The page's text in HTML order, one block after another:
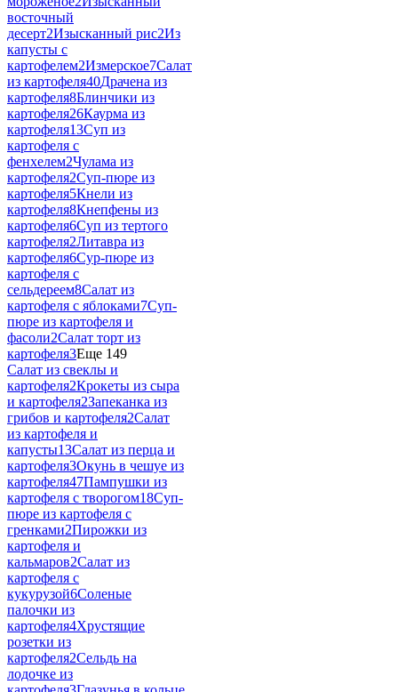
восточный
десерт2Изысканный рис2Из
капусты с
картофелем2Измерское7Салат
из картофеля40Драчена из
картофеля8Блинчики из
картофеля26Каурма из
картофеля13Суп из
картофеля с
фенхелем2Чулама из
картофеля2Суп-пюре из
картофеля5Кнели из
картофеля8Кнепфены из
картофеля6Суп из тертого
картофеля2Литавра из
картофеля6Сур-пюре из
картофеля с
сельдереем8Салат из
картофеля с яблоками7Суп-
пюре из картофеля и
фасоли2Салат торт из
картофеля3Еще 149
Салат из свеклы и
картофеля2Крокеты из сыра
и картофеля2Запеканка из
грибов и картофеля2Салат
из картофеля и
капусты13Салат из перца и
картофеля3Окунь в чешуе из
картофеля47Пампушки из
картофеля с творогом18Суп-
пюре из картофеля с
гренками2Пирожки из
картофеля и
кальмаров2Салат из
картофеля с
кукурузой6Соленые
палочки из
картофеля4Хрустящие
розетки из
картофеля2Сельдь на
лодочке из